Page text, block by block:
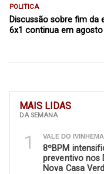
MAIS LIDAS
DA SEMANA
1 VALE DO IVINHEMA
8ºBPM
preventivo nos
Nova Casa
POLITICA
Discussão sobre fim da
6x1 continua em agosto